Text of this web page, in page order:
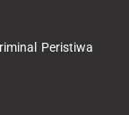
Peristiwa